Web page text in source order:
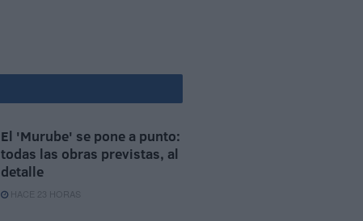
El 'Murube' se pone a punto:
todas las obras previstas, al
detalle
HACE 23 HORAS